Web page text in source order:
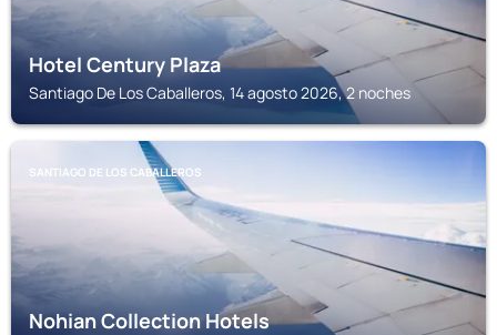
Hotel Century Plaza
Santiago De Los Caballeros, 14 agosto 2026, 2 noches
SANTIAGO DE LOS CABALLEROS
Nohian Collection Hotels